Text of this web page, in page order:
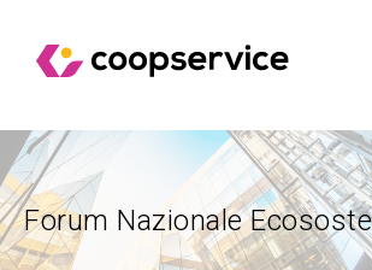
Forum Nazionale